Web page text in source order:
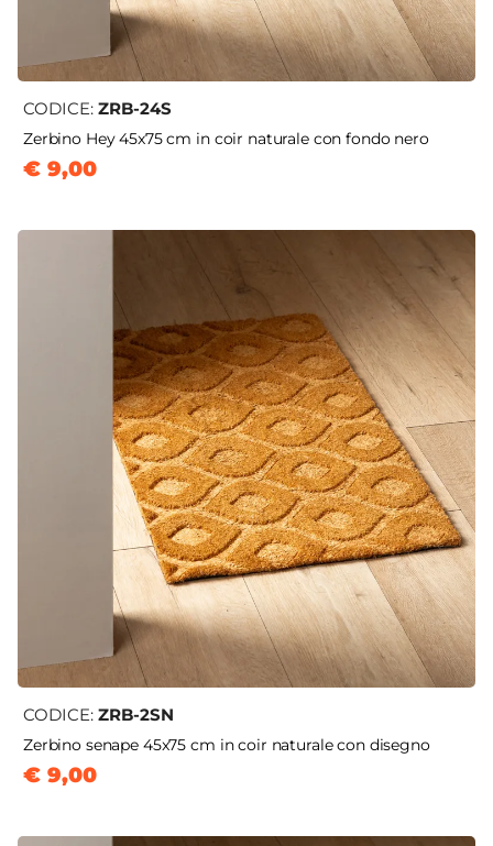
CODICE: ZRB-24S
Zerbino Hey 45x75 cm in coir naturale con fondo nero
€ 9,00
CODICE: ZRB-2SN
Zerbino senape 45x75 cm in coir naturale con disegno
€ 9,00